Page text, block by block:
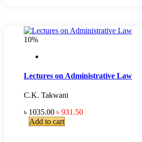
10%
Lectures on Administrative Law
C.K. Takwani
৳ 1035.00 ৳ 931.50
Add to cart